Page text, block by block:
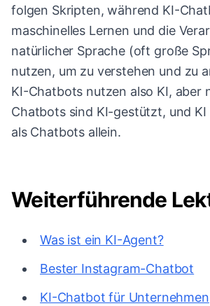
folgen Skripten, während KI-
maschinelles Lernen und die
natürlicher Sprache (oft große
nutzen, um zu verstehen und zu
KI-Chatbots nutzen also KI, aber
Chatbots sind KI-gestützt, und
als Chatbots allein.
Weiterführende
Was ist ein KI-Agent?
Bester Instagram-Chatbot
KI-Chatbot für Unternehmen